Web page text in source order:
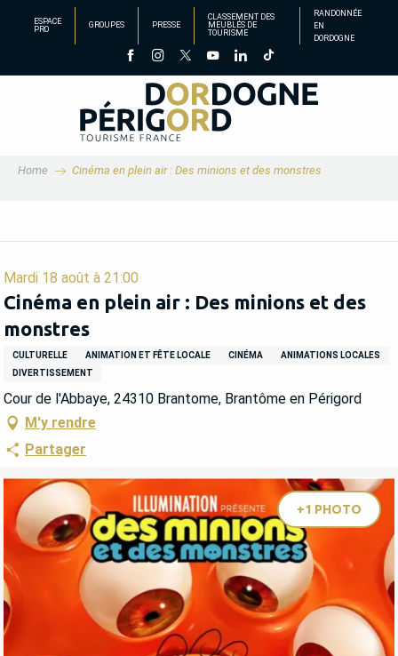
principal
ESPACE
PRO
GROUPES PRESSE
CLASSEMENT DES
MEUBLÉS DE
TOURISME
RANDONNÉE
EN
DORDOGNE
Home Cinéma en plein air : Des minions et des monstres
Mardi 18 août à 21:00
Cinéma en plein air : Des minions et des
monstres
CULTURELLE ANIMATION ET FÊTE LOCALE CINÉMA
ANIMATIONS LOCALES
DIVERTISSEMENT
Cour de l'Abbaye, 24310 Brantome, Brantôme en Périgord
M'y rendre
Partager
+1 PHOTO